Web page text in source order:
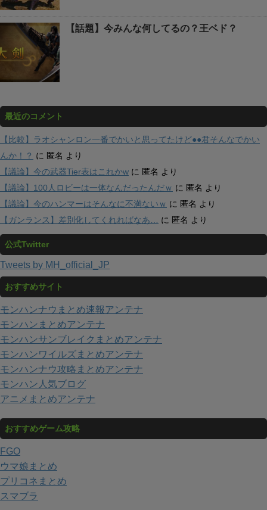
【話題】今みんな何してるの？王ベド？
最近のコメント
【比較】ラオシャンロン一番でかいと思ってたけど●●君そんなでかい
んか！？ に 匿名 より
【議論】今の武器Tier表はこれかw に 匿名 より
【議論】100人ロビーは一体なんだったんだｗ に 匿名 より
【議論】今のハンマーはそんなに不満ないｗ に 匿名 より
【ガンランス】差別化してくれればなあ…
に 匿名 より
公式Twitter
Tweets by MH_official_JP
おすすめサイト
モンハンナウまとめ速報アンテナ
モンハンまとめアンテナ
モンハンサンブレイクまとめアンテナ
モンハンワイルズまとめアンテナ
モンハンナウ攻略まとめアンテナ
モンハン人気ブログ
アニメまとめアンテナ
おすすめゲーム攻略
FGO
ウマ娘まとめ
プリコネまとめ
スマブラ